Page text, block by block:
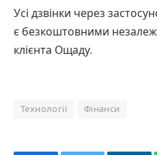
Усі дзвінки через
є безкоштовними
клієнта Ощаду.
Технології Фінанси